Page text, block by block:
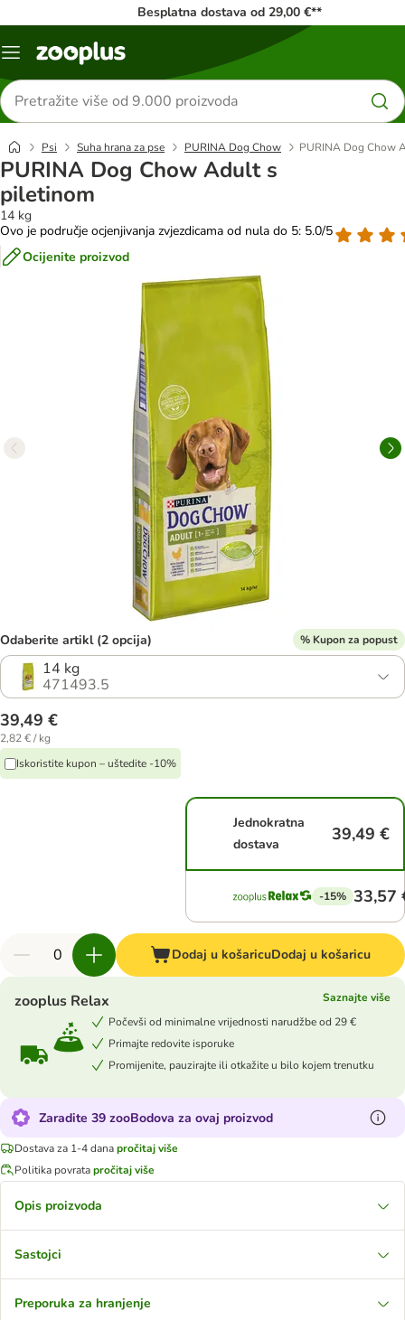
Besplatna dostava od 29,00 €**
Izbornik
Traži
proizvode
Psi Suha hrana za pse PURINA Dog Chow PURINA Dog Chow
PURINA Dog Chow Adult s
piletinom
14 kg
Ovo je područje ocjenjivanja zvjezdicama od nula do 5: 5.0/5
Ocijenite proizvod
Odaberite artikl (2 opcija) % Kupon za popust
14 kg
471493.5
39,49 €
2,82 € / kg
Iskoristite kupon – uštedite -10%
Jednokratna
dostava
39,49 €
-15% 33,57
Dodaj u košaricuDodaj u košaricu
zooplus Relax
Saznajte više
Počevši od minimalne vrijednosti narudžbe od 29 €
Primajte redovite isporuke
Promijenite, pauzirajte ili otkažite u bilo kojem trenutku
Zaradite 39 zooBodova za ovaj proizvod
Dostava za 1-4 danapročitaj više
Politika povratapročitaj više
Opis proizvoda
Sastojci
Preporuka za hranjenje